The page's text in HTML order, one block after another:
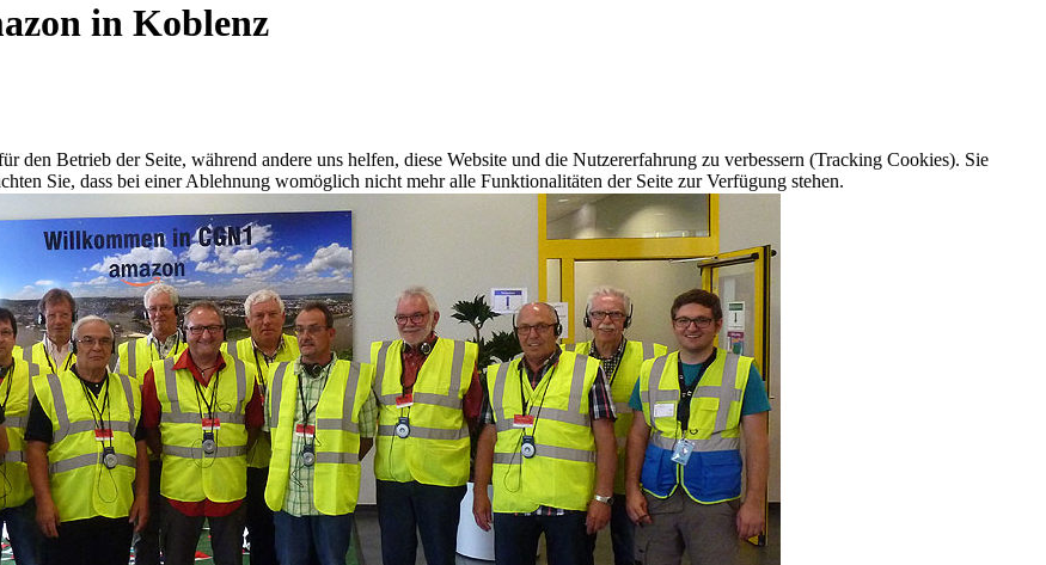
in Koblenz
den Betrieb der Seite, während andere uns helfen, diese Website und die Nutzererfahrung zu verbessern (Tracking Cookies). Sie
Sie, dass bei einer Ablehnung womöglich nicht mehr alle Funktionalitäten der Seite zur Verfügung stehen.